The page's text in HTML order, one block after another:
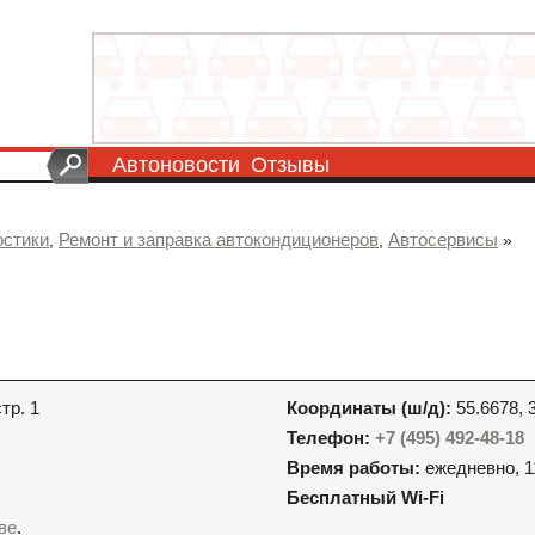
Автоновости Отзывы
, Ремонт и заправка автокондиционеров, Автосервисы »
1 Координаты (ш/д): 55.6678,
Телефон: +7 (495) 492-48-18
Время работы: ежедневно,
Бесплатный Wi-Fi
.